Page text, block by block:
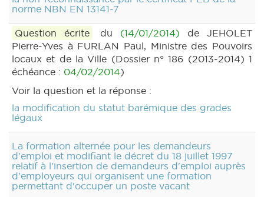
norme NBN EN 13141-7
Question écrite du (14/01/2014) de JEHOLET
Pierre-Yves à FURLAN Paul, Ministre des Pouvoirs
locaux et de la Ville (Dossier n° 186 (2013-2014) 1
échéance : 04/02/2014)
Voir la question et la réponse :
la modification du statut barémique des grades
légaux
La formation alternée pour les demandeurs
d'emploi et modifiant le décret du 18 juillet 1997
relatif à l'insertion de demandeurs d'emploi auprès
d'employeurs qui organisent une formation
permettant d'occuper un poste vacant